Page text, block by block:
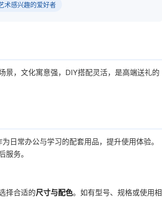
术感兴趣的爱好者
景，文化寓意强，DIY搭配灵活，是高端送礼的
日常办公与学习的配套用品，提升使用体验。
服务。
择合适的尺寸与配色。如有型号、规格或使用相